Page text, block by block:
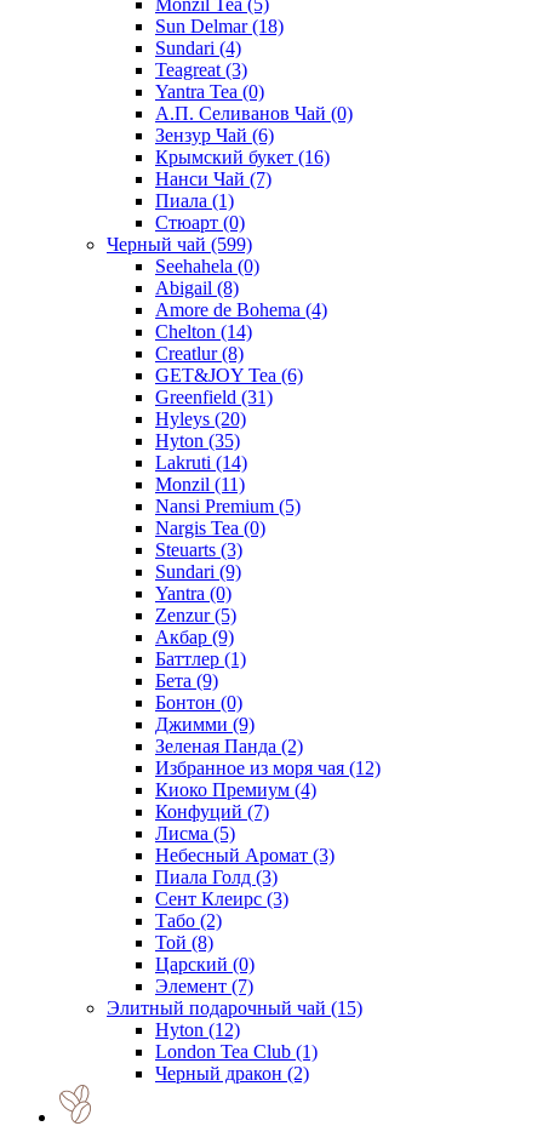
Sun Delmar(18)
Sundari (4)
Teagreat (3)
Yantra Tea (0)
А.П. Селиванов Чай (0)
Зензур Чай (6)
Крымский букет (16)
Нанси Чай (7)
Пиала (1)
Стюарт (0)
Черный чай (599)
Seehahela (0)
Abigail (8)
Amore de Bohema (4)
Chelton (14)
Creatlur(8)
GET&JOY Tea (6)
Greenfield (31)
Hyleys (20)
Hyton (35)
Lakruti (14)
Monzil (11)
Nansi Premium (5)
Nargis Tea (0)
Steuarts (3)
Sundari (9)
Yantra (0)
Zenzur(5)
Акбар (9)
Баттлер (1)
Бета (9)
Бонтон (0)
Джимми (9)
Зеленая Панда (2)
Избранное из моря чая (12)
Киоко Премиум (4)
Конфуций (7)
Лисма (5)
Небесный Аромат (3)
Пиала Голд (3)
Сент Клеирс (3)
Табо (2)
Той (8)
Царский (0)
Элемент (7)
Элитный подарочный чай (15)
Hyton (12)
London Tea Club (1)
Черный дракон (2)